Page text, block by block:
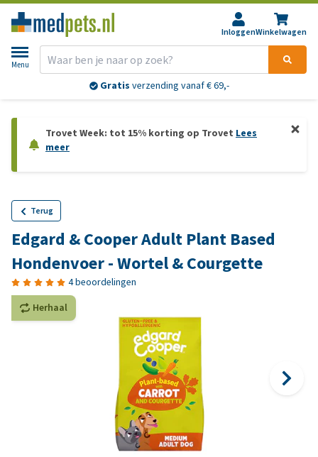
InloggenWinkelwagen
Menu
Gratis verzending vanaf € 69,-
Trovet Week: tot 15% korting op Trovet Lees
meer
Terug
Edgard & Cooper Adult Plant Based
Hondenvoer - Wortel & Courgette
4 beoordelingen
Herhaal